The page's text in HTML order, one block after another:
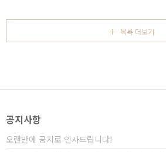
장착할 수 있게 출시되었습니다. 선루프에 냉장고, 노래
방, 게임기능까지 추가된 신형 그랑 콜레오스 26년형을
만나보세요!&nbsp;&nbsp;"> 영상으로 변경된 부분은
받을 수 있는 방법은 장기렌트나 리..
목록 더보기
공지사항
오랜만에 공지로 인사드립니다!